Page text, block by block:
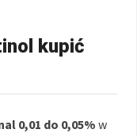
kupić
0,01 do 0,05%w